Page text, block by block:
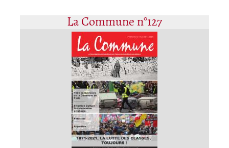
La Commune n°127